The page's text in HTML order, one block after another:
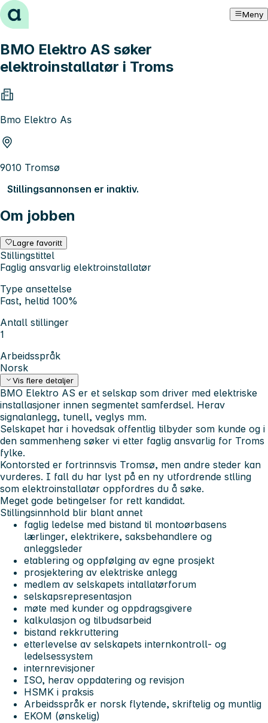
Hopp til innhold Meny
BMO Elektro AS søker
elektroinstallatør i Troms
Bmo Elektro As
9010 Tromsø
Stillingsannonsen er inaktiv.
Om jobben
Lagre favoritt
Stillingstittel
Faglig ansvarlig elektroinstallatør
Type ansettelse
Fast, heltid 100%
Antall stillinger
1
Arbeidsspråk
Norsk
Vis flere detaljer
BMO Elektro AS er et selskap som driver med elektriske
installasjoner innen segmentet samferdsel. Herav
signalanlegg, tunell, veglys mm.
Selskapet har i hovedsak offentlig tilbyder som kunde og i
den sammenheng søker vi etter faglig ansvarlig for Troms
fylke.
Kontorsted er fortrinnsvis Tromsø, men andre steder kan
vurderes. I fall du har lyst på en ny utfordrende stlling
som elektroinstallatør oppfordres du å søke.
Meget gode betingelser for rett kandidat.
Stillingsinnhold blir blant annet
faglig ledelse med bistand til montoørbasens
lærlinger, elektrikere, saksbehandlere og
anleggsleder
etablering og oppfølging av egne prosjekt
prosjektering av elektriske anlegg
medlem av selskapets intallatørforum
selskapsrepresentasjon
møte med kunder og oppdragsgivere
kalkulasjon og tilbudsarbeid
bistand rekkruttering
etterlevelse av selskapets internkontroll- og
ledelsessystem
internrevisjoner
ISO, herav oppdatering og revisjon
HSMK i praksis
Arbeidsspråk er norsk flytende, skriftelig og muntlig
EKOM (ønskelig)